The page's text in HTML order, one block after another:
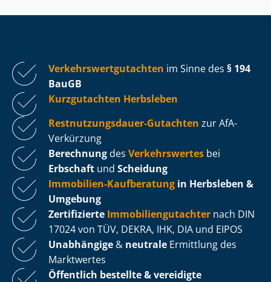
Ver­kehrs­wert­gut­ach­ten im Sinne des § 194
BauGB
Kurzgutachten Herbsleben
Rest­nut­zungs­dau­er-Gutachten zur AfA-
Verkürzung
Berechnung des Verkehrswertes bei
Erbschaft und Scheidung
Immobilien-Kaufberatung in Herbsleben &
Umgebung
Zertifizierte Im­mo­bi­li­en­gut­ach­ter nach DIN
17024 von TÜV, DEKRA, IHK, DIA und EIPOS
Unabhängige & neutrale Ermittlung des
Marktwertes
Öffentlich bestellte & vereidigte